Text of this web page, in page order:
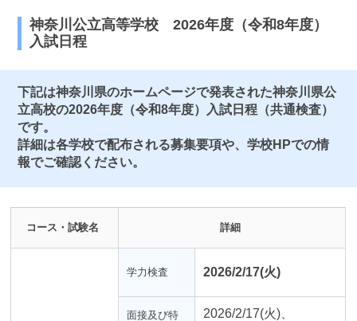
神奈川公立高等学校 2026年度（令和8年度）
入試日程
下記は神奈川県のホームページで発表された神奈川県公
立高校の2026年度（令和8年度）入試日程（共通検査）
です。
詳細は各学校で配布される募集要項や、学校HPでの情
報でご確認ください。
コース・試験名 詳細
学力検査 2026/2/17(火)
面接及び特
2026/2/17(火)、